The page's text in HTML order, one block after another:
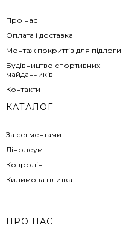
Про нас
Оплата і доставка
Монтаж покриттів для підлоги
Будівництво спортивних
майданчиків
Контакти
КАТАЛОГ
За сегментами
Лінолеум
Ковролін
Килимова плитка
ПРО НАС